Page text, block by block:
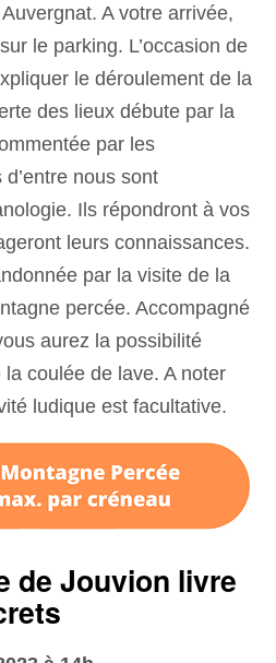
A votre arrivée,
le parking. L’occasion de
le déroulement de la
des lieux débute par la
par les
nous sont
Ils répondront à vos
leurs connaissances.
par la visite de la
percée. Accompagné
aurez la possibilité
la coulée de lave. A noter
ludique est facultative.
de Jouvion livre